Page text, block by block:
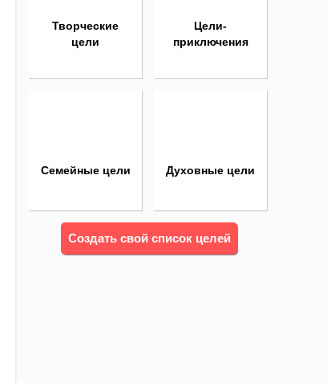
Творческие
цели
Цели-
приключения
Семейные цели Духовные цели
Создать свой список целей